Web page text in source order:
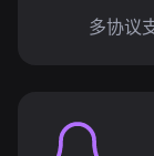
多协议